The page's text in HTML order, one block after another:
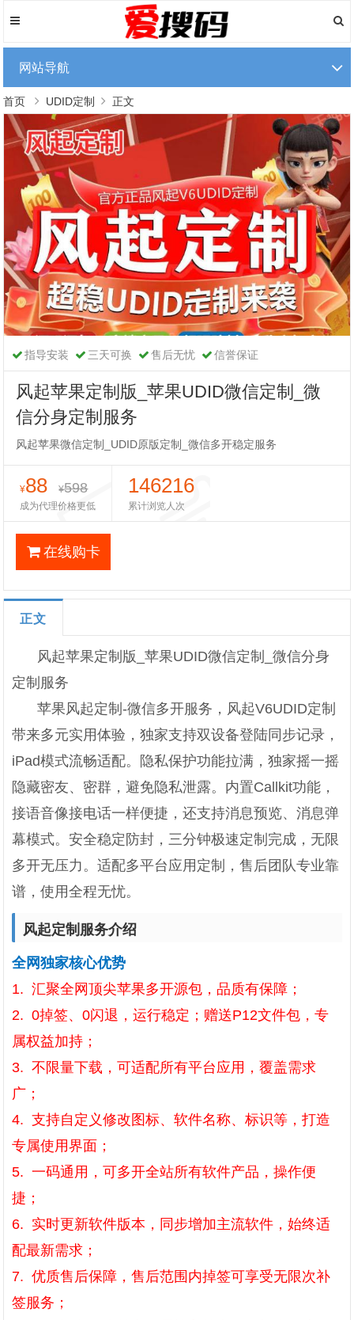
网站导航
首页 UDID定制 正文
指导安装 三天可换 售后无忧 信誉保证
风起苹果定制版_苹果UDID微信定制_微
信分身定制服务
风起苹果微信定制_UDID原版定制_微信多开稳定服务
¥88 ¥598
成为代理价格更低
146216
累计浏览人次
在线购卡
正文
风起苹果定制版_苹果UDID微信定制_微信分身
定制服务
苹果风起定制-微信多开服务，风起V6UDID定制
带来多元实用体验，独家支持双设备登陆同步记录，
iPad模式流畅适配。隐私保护功能拉满，独家摇一摇
隐藏密友、密群，避免隐私泄露。内置Callkit功能，
接语音像接电话一样便捷，还支持消息预览、消息弹
幕模式。安全稳定防封，三分钟极速定制完成，无限
多开无压力。适配多平台应用定制，售后团队专业靠
谱，使用全程无忧。
风起定制服务介绍
全网独家核心优势
1. 汇聚全网顶尖苹果多开源包，品质有保障；
2. 0掉签、0闪退，运行稳定；赠送P12文件包，专
属权益加持；
3. 不限量下载，可适配所有平台应用，覆盖需求
广；
4. 支持自定义修改图标、软件名称、标识等，打造
专属使用界面；
5. 一码通用，可多开全站所有软件产品，操作便
捷；
6. 实时更新软件版本，同步增加主流软件，始终适
配最新需求；
7. 优质售后保障，售后范围内掉签可享受无限次补
签服务；